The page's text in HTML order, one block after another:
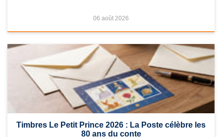
06 août 2026
Timbres Le Petit Prince 2026 : La Poste célèbre les
80 ans du conte